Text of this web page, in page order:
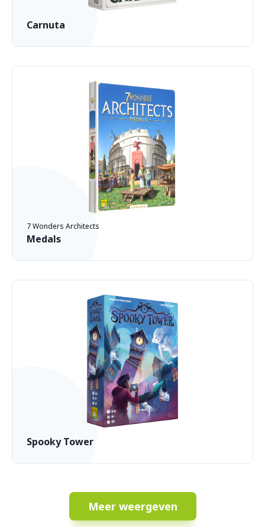
Carnuta
7 Wonders Architects
Medals
Spooky Tower
Meer weergeven